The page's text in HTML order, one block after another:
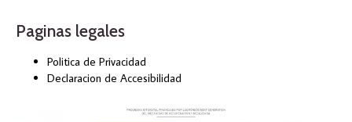
Paginas legales
Politica de Privacidad
Declaracion de Accesibilidad